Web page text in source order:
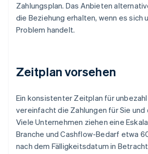
Zahlungsplan. Das Anbieten
die Beziehung erhalten, wenn es sich
Problem handelt.
Zeitplan vorsehen
Ein konsistenter Zeitplan für
vereinfacht die Zahlungen für Sie und
Viele Unternehmen ziehen eine
Branche und Cashflow-Bedarf etwa
nach dem Fälligkeitsdatum in